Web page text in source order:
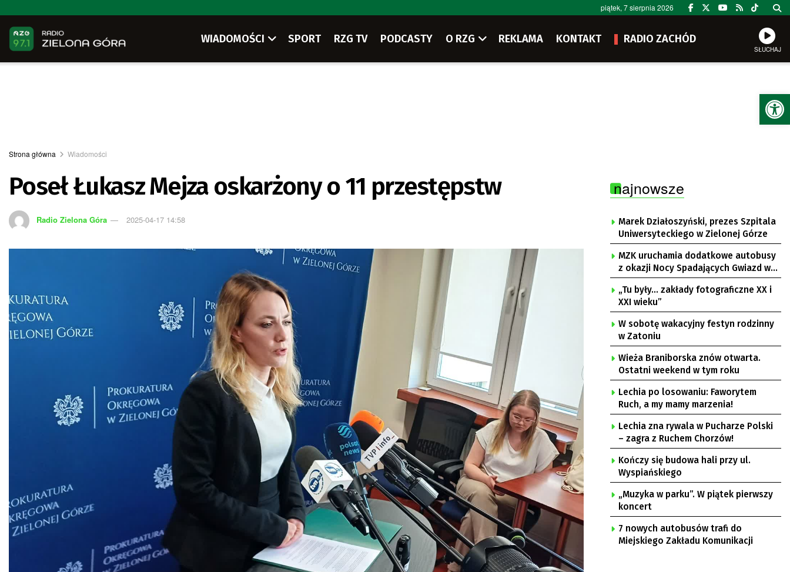
piątek, 7 sierpnia 2026
WIADOMOŚCI SPORT RZG TV PODCASTY O RZG REKLAMA KONTAKT RADIO ZACHÓD
SŁUCHAJ
Strona główna Wiadomości
Poseł Łukasz Mejza oskarżony o 11 przestępstw
Radio Zielona Góra 2025-04-17 14:58
najnowsze
Marek Działoszyński, prezes Szpitala
Uniwersyteckiego w Zielonej Górze
MZK uruchamia dodatkowe autobusy
z okazji Nocy Spadających Gwiazd w
Ochli
„Tu były… zakłady fotograficzne XX i
XXI wieku”
W sobotę wakacyjny festyn rodzinny
w Zatoniu
Wieża Braniborska znów otwarta.
Ostatni weekend w tym roku
Lechia po losowaniu: Faworytem
Ruch, a my mamy marzenia!
Lechia zna rywala w Pucharze Polski
– zagra z Ruchem Chorzów!
Kończy się budowa hali przy ul.
Wyspiańskiego
„Muzyka w parku”. W piątek pierwszy
koncert
7 nowych autobusów trafi do
Miejskiego Zakładu Komunikacji